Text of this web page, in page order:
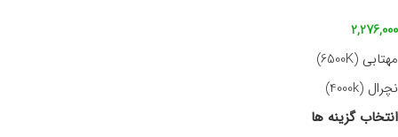
2,276,000
مهتابی (6500K)
نچرال (4000k)
انتخاب گزینه ها